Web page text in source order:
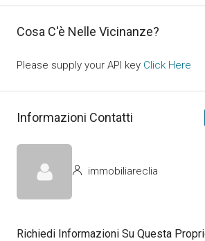
Cosa C'è Nelle Vicinanze?
Please supply your API key Click Here
Informazioni Contatti
immobiliareclia
Richiedi Informazioni Su Questa